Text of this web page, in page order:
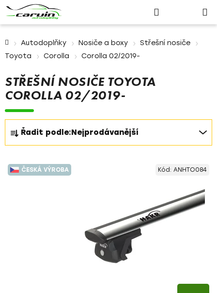
Přihlášení
košík
Autodoplňky Nosiče a boxy
Střešní nosiče
Toyota
Corolla Corolla 02/2019-
STŘEŠNÍ NOSIČE TOYOTA
COROLLA 02/2019-
Ř
a
z
e
n
Řadit podle:Nejprodávanější
V
ý
ČESKÁ VÝROBA Kód: ANHTO084